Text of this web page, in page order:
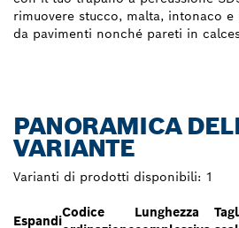
rimuovere stucco, malta, intonaco
da pavimenti nonché pareti in
PANORAMICA
VARIANTE
Varianti di prodotti disponibili: 1
Espandi
Codice
Lunghezza